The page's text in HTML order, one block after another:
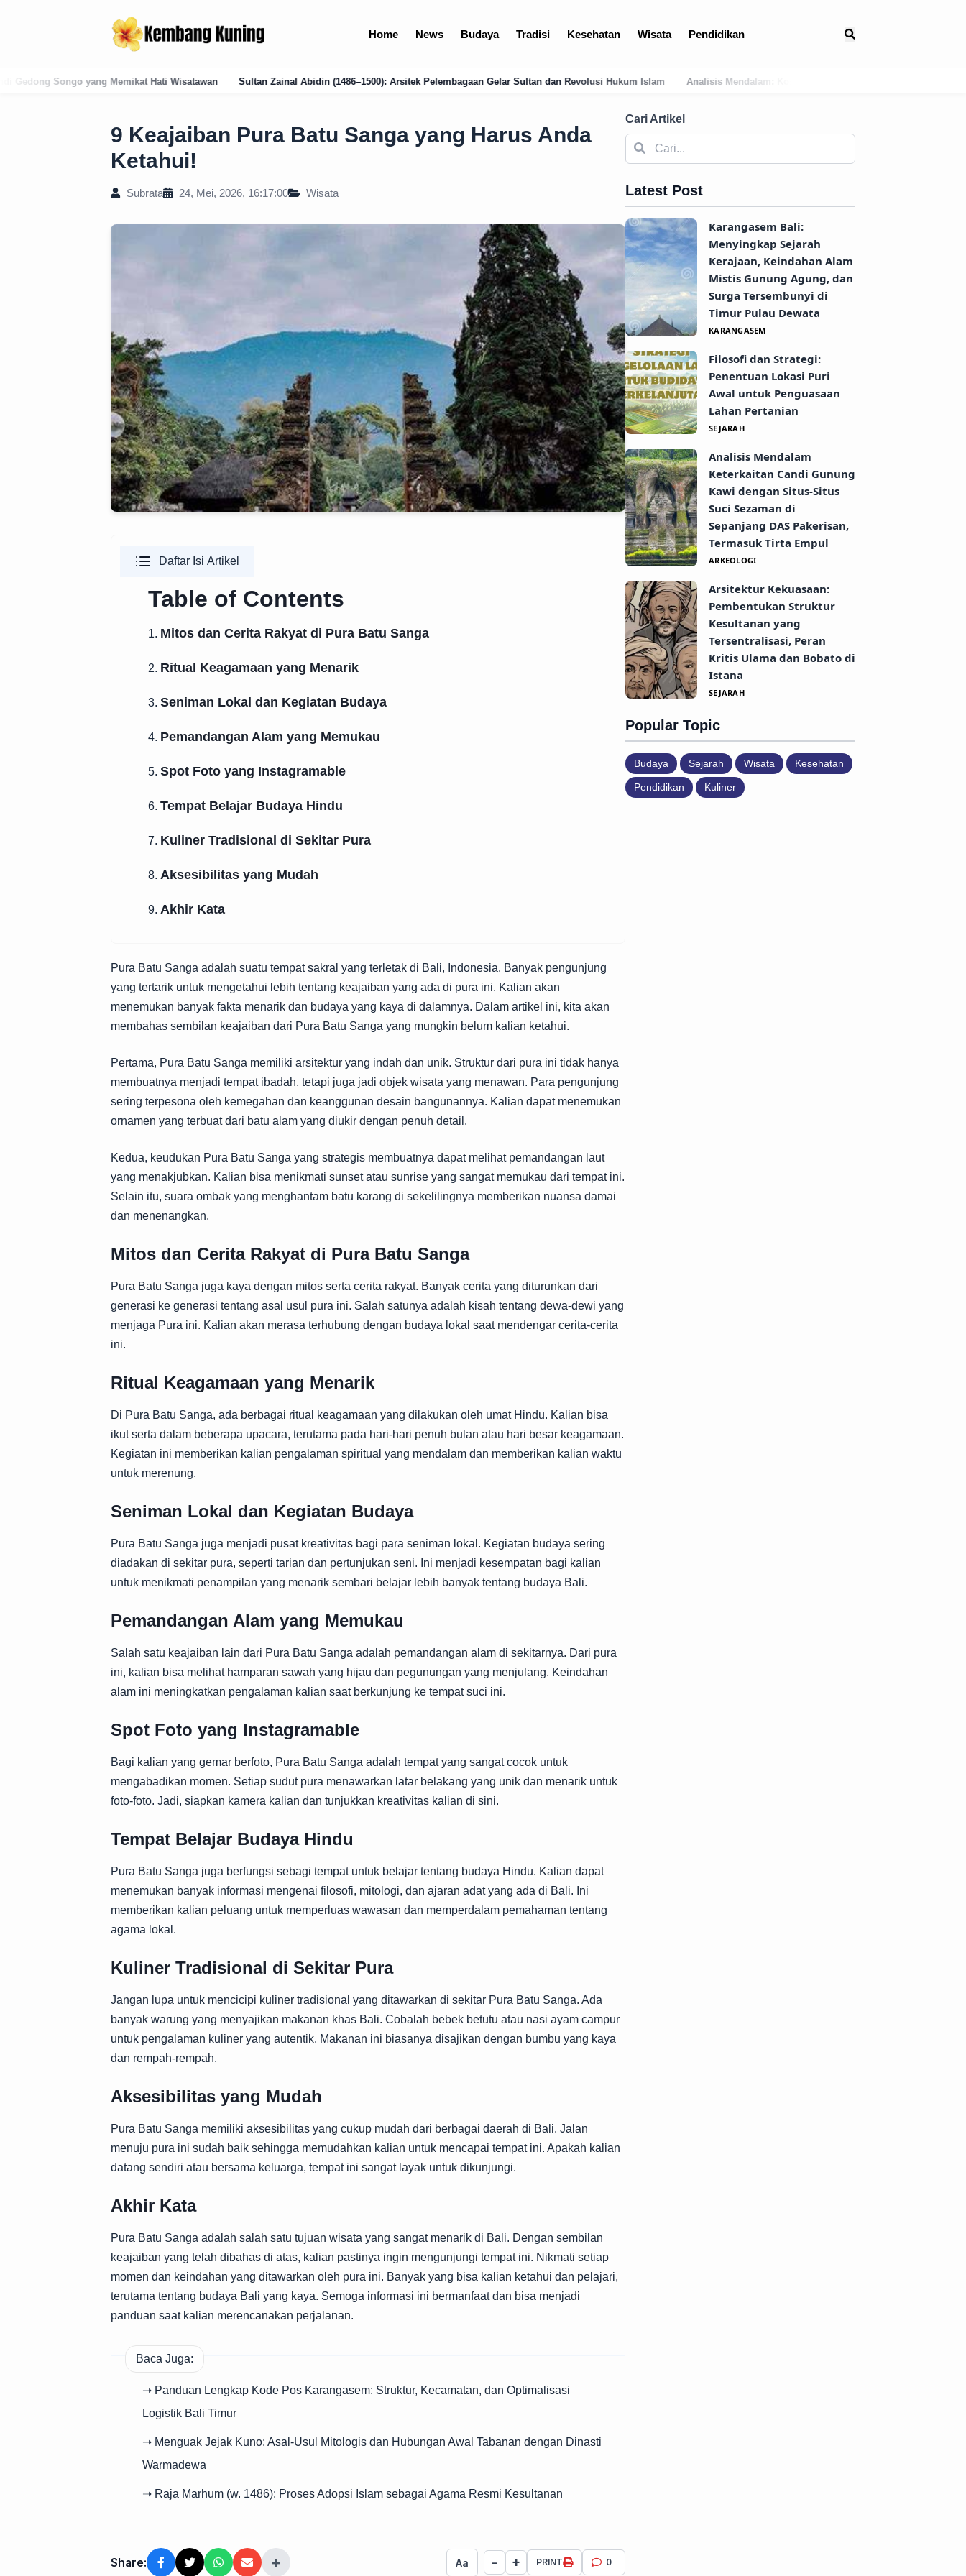
Home News Budaya Tradisi Kesehatan Wisata Pendidikan
Wisatawan Sultan Zainal Abidin (1486–1500): Arsitek Pelembagaan Gelar Sultan dan Revolusi Hukum Islam Analisis Mendalam: Kondisi Geografis Bali Barat Daya Sebagai Faktor Utama Kemunculan Pusat
9 Keajaiban Pura Batu Sanga yang Harus Anda
Ketahui!
Subrata 24, Mei, 2026, 16:17:00 Wisata
Daftar Isi Artikel
Table of Contents
1. Mitos dan Cerita Rakyat di Pura Batu Sanga
2. Ritual Keagamaan yang Menarik
3. Seniman Lokal dan Kegiatan Budaya
4. Pemandangan Alam yang Memukau
5. Spot Foto yang Instagramable
6. Tempat Belajar Budaya Hindu
7. Kuliner Tradisional di Sekitar Pura
8. Aksesibilitas yang Mudah
9. Akhir Kata
Pura Batu Sanga adalah suatu tempat sakral yang terletak di Bali, Indonesia. Banyak pengunjung
yang tertarik untuk mengetahui lebih tentang keajaiban yang ada di pura ini. Kalian akan
menemukan banyak fakta menarik dan budaya yang kaya di dalamnya. Dalam artikel ini, kita akan
membahas sembilan keajaiban dari Pura Batu Sanga yang mungkin belum kalian ketahui.
Pertama, Pura Batu Sanga memiliki arsitektur yang indah dan unik. Struktur dari pura ini tidak hanya
membuatnya menjadi tempat ibadah, tetapi juga jadi objek wisata yang menawan. Para pengunjung
sering terpesona oleh kemegahan dan keanggunan desain bangunannya. Kalian dapat menemukan
ornamen yang terbuat dari batu alam yang diukir dengan penuh detail.
Kedua, keudukan Pura Batu Sanga yang strategis membuatnya dapat melihat pemandangan laut
yang menakjubkan. Kalian bisa menikmati sunset atau sunrise yang sangat memukau dari tempat ini.
Selain itu, suara ombak yang menghantam batu karang di sekelilingnya memberikan nuansa damai
dan menenangkan.
Mitos dan Cerita Rakyat di Pura Batu Sanga
Pura Batu Sanga juga kaya dengan mitos serta cerita rakyat. Banyak cerita yang diturunkan dari
generasi ke generasi tentang asal usul pura ini. Salah satunya adalah kisah tentang dewa-dewi yang
menjaga Pura ini. Kalian akan merasa terhubung dengan budaya lokal saat mendengar cerita-cerita
ini.
Ritual Keagamaan yang Menarik
Di Pura Batu Sanga, ada berbagai ritual keagamaan yang dilakukan oleh umat Hindu. Kalian bisa
ikut serta dalam beberapa upacara, terutama pada hari-hari penuh bulan atau hari besar keagamaan.
Kegiatan ini memberikan kalian pengalaman spiritual yang mendalam dan memberikan kalian waktu
untuk merenung.
Seniman Lokal dan Kegiatan Budaya
Pura Batu Sanga juga menjadi pusat kreativitas bagi para seniman lokal. Kegiatan budaya sering
diadakan di sekitar pura, seperti tarian dan pertunjukan seni. Ini menjadi kesempatan bagi kalian
untuk menikmati penampilan yang menarik sembari belajar lebih banyak tentang budaya Bali.
Pemandangan Alam yang Memukau
Salah satu keajaiban lain dari Pura Batu Sanga adalah pemandangan alam di sekitarnya. Dari pura
ini, kalian bisa melihat hamparan sawah yang hijau dan pegunungan yang menjulang. Keindahan
alam ini meningkatkan pengalaman kalian saat berkunjung ke tempat suci ini.
Spot Foto yang Instagramable
Bagi kalian yang gemar berfoto, Pura Batu Sanga adalah tempat yang sangat cocok untuk
mengabadikan momen. Setiap sudut pura menawarkan latar belakang yang unik dan menarik untuk
foto-foto. Jadi, siapkan kamera kalian dan tunjukkan kreativitas kalian di sini.
Tempat Belajar Budaya Hindu
Pura Batu Sanga juga berfungsi sebagi tempat untuk belajar tentang budaya Hindu. Kalian dapat
menemukan banyak informasi mengenai filosofi, mitologi, dan ajaran adat yang ada di Bali. Ini
memberikan kalian peluang untuk memperluas wawasan dan memperdalam pemahaman tentang
agama lokal.
Kuliner Tradisional di Sekitar Pura
Jangan lupa untuk mencicipi kuliner tradisional yang ditawarkan di sekitar Pura Batu Sanga. Ada
banyak warung yang menyajikan makanan khas Bali. Cobalah bebek betutu atau nasi ayam campur
untuk pengalaman kuliner yang autentik. Makanan ini biasanya disajikan dengan bumbu yang kaya
dan rempah-rempah.
Aksesibilitas yang Mudah
Pura Batu Sanga memiliki aksesibilitas yang cukup mudah dari berbagai daerah di Bali. Jalan
menuju pura ini sudah baik sehingga memudahkan kalian untuk mencapai tempat ini. Apakah kalian
datang sendiri atau bersama keluarga, tempat ini sangat layak untuk dikunjungi.
Akhir Kata
Pura Batu Sanga adalah salah satu tujuan wisata yang sangat menarik di Bali. Dengan sembilan
keajaiban yang telah dibahas di atas, kalian pastinya ingin mengunjungi tempat ini. Nikmati setiap
momen dan keindahan yang ditawarkan oleh pura ini. Banyak yang bisa kalian ketahui dan pelajari,
terutama tentang budaya Bali yang kaya. Semoga informasi ini bermanfaat dan bisa menjadi
panduan saat kalian merencanakan perjalanan.
Baca Juga:
➝ Panduan Lengkap Kode Pos Karangasem: Struktur, Kecamatan, dan Optimalisasi
Logistik Bali Timur
➝ Menguak Jejak Kuno: Asal-Usul Mitologis dan Hubungan Awal Tabanan dengan Dinasti
Warmadewa
➝ Raja Marhum (w. 1486): Proses Adopsi Islam sebagai Agama Resmi Kesultanan
Share: + Aa − + PRINT 0
Cari Artikel
Latest Post
Karangasem Bali:
Menyingkap Sejarah
Kerajaan, Keindahan Alam
Mistis Gunung Agung, dan
Surga Tersembunyi di
Timur Pulau Dewata
KARANGASEM
Filosofi dan Strategi:
Penentuan Lokasi Puri
Awal untuk Penguasaan
Lahan Pertanian
SEJARAH
Analisis Mendalam
Keterkaitan Candi Gunung
Kawi dengan Situs-Situs
Suci Sezaman di
Sepanjang DAS Pakerisan,
Termasuk Tirta Empul
ARKEOLOGI
Arsitektur Kekuasaan:
Pembentukan Struktur
Kesultanan yang
Tersentralisasi, Peran
Kritis Ulama dan Bobato di
Istana
SEJARAH
Popular Topic
Budaya Sejarah Wisata Kesehatan
Pendidikan Kuliner